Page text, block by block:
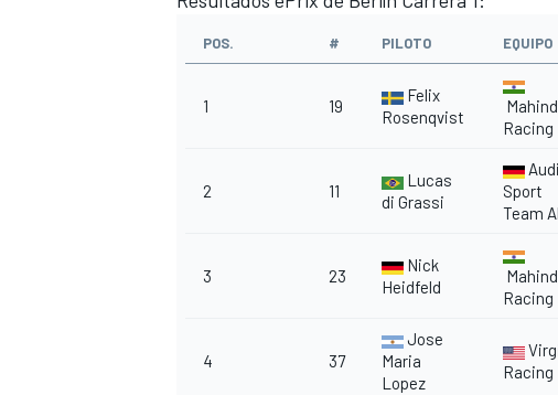
POS. # PILOTO EQUIPO
1 19
Felix
Rosenqvist
Racing
2 11
Lucas
di Grassi
Audi
Sport
Team
3 23
Nick
Heidfeld
Racing
4 37
Jose
Maria
Lopez
Racing